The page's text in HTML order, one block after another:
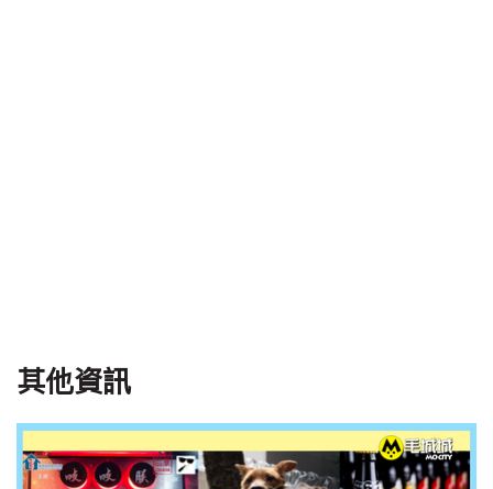
其他資訊